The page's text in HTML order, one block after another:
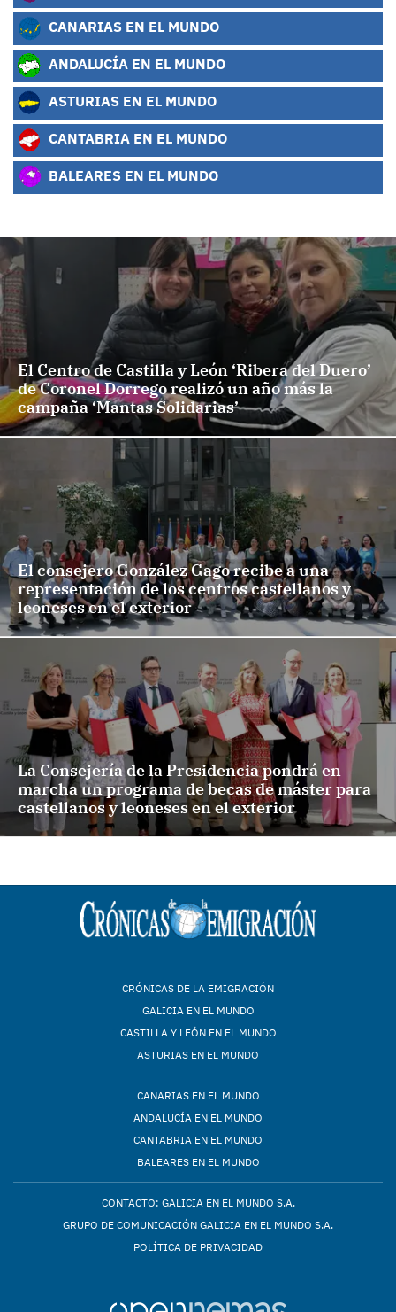
CANARIAS EN EL MUNDO
ANDALUCÍA EN EL MUNDO
ASTURIAS EN EL MUNDO
CANTABRIA EN EL MUNDO
BALEARES EN EL MUNDO
El Centro de Castilla y León ‘Ribera del Duero’
de Coronel Dorrego realizó un año más la
campaña ‘Mantas Solidarias’
El consejero González Gago recibe a una
representación de los centros castellanos y
leoneses en el exterior
La Consejería de la Presidencia pondrá en
marcha un programa de becas de máster para
castellanos y leoneses en el exterior
CRÓNICAS DE LA EMIGRACIÓN
GALICIA EN EL MUNDO
CASTILLA Y LEÓN EN EL MUNDO
ASTURIAS EN EL MUNDO
CANARIAS EN EL MUNDO
ANDALUCÍA EN EL MUNDO
CANTABRIA EN EL MUNDO
BALEARES EN EL MUNDO
CONTACTO: GALICIA EN EL MUNDO S.A.
GRUPO DE COMUNICACIÓN GALICIA EN EL MUNDO S.A.
POLÍTICA DE PRIVACIDAD